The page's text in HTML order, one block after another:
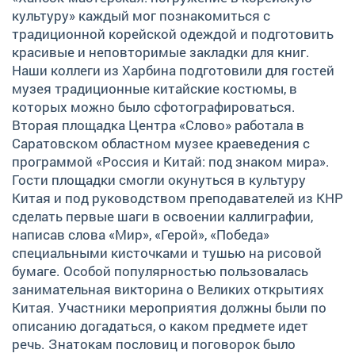
культуру» каждый мог познакомиться с
традиционной корейской одеждой и подготовить
красивые и неповторимые закладки для книг.
Наши коллеги из Харбина подготовили для гостей
музея традиционные китайские костюмы, в
которых можно было сфотографироваться.
Вторая площадка Центра «Слово» работала в
Саратовском областном музее краеведения с
программой «Россия и Китай: под знаком мира».
Гости площадки смогли окунуться в культуру
Китая и под руководством преподавателей из КНР
сделать первые шаги в освоении каллиграфии,
написав слова «Мир», «Герой», «Победа»
специальными кисточками и тушью на рисовой
бумаге. Особой популярностью пользовалась
занимательная викторина о Великих открытиях
Китая. Участники мероприятия должны были по
описанию догадаться, о каком предмете идет
речь. Знатокам пословиц и поговорок было